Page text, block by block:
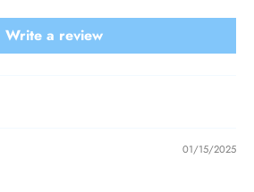
Write a review
01/15/2025